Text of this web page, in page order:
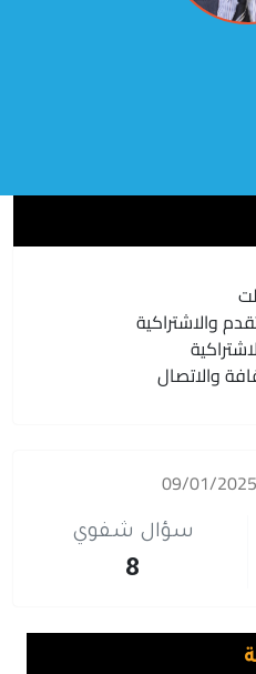
والاشتراكية
والاتصال
سؤال شفوي
8